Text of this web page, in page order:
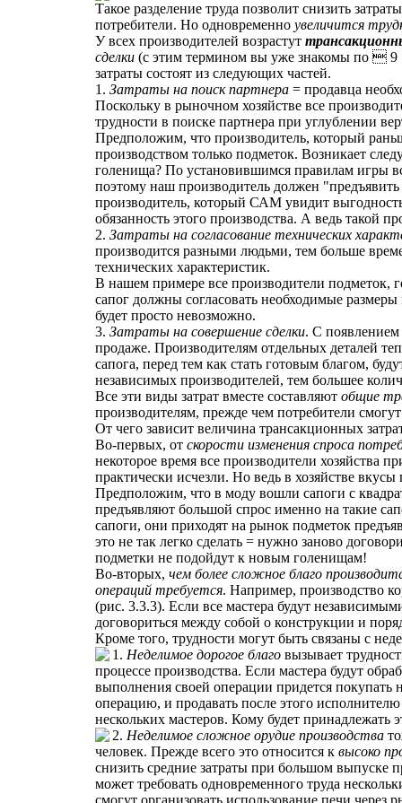
Такое разделение труда позволит снизить
потребители. Но одновременно увеличится
У всех производителей возрастут
сделки (с этим термином вы уже знакомы по  9
затраты состоят из следующих частей.
1. Затраты на поиск партнера = продавца
Поскольку в рыночном хозяйстве все
трудности в поиске партнера при углублении
Предположим, что производитель, который
производством только подметок. Возникает
голенища? По установившимся правилам игры
поэтому наш производитель должен
производитель, который САМ увидит
обязанность этого производства. А ведь такой
2. Затраты на согласование технических
производится разными людьми, тем больше
технических характеристик.
В нашем примере все производители подметок,
сапог должны согласовать необходимые
будет просто невозможно.
3. Затраты на совершение сделки. С появлением
продаже. Производителям отдельных деталей
сапога, перед тем как стать готовым благом,
независимых производителей, тем большее
Все эти виды затрат вместе составляют общие
производителям, прежде чем потребители
От чего зависит величина трансакционных
Во-первых, от скорости изменения спроса
некоторое время все производители хозяйства
практически исчезли. Но ведь в хозяйстве
Предположим, что в моду вошли сапоги с
предъявляют большой спрос именно на такие
сапоги, они приходят на рынок подметок
это не так легко сделать = нужно заново
подметки не подойдут к новым голенищам!
Во-вторых, чем более сложное благо
операций требуется. Например, производство
(рис. 3.3.3). Если все мастера будут
договориться между собой о конструкции и
Кроме того, трудности могут быть связаны с
1. Неделимое дорогое благо вызывает
процессе производства. Если мастера будут
выполнения своей операции придется
операцию, и продавать после этого
нескольких мастеров. Кому будет принадлежать
2. Неделимое сложное орудие производства
человек. Прежде всего это относится к высоко
снизить средние затраты при большом выпуске
может требовать одновременного труда
смогут организовать использование печи